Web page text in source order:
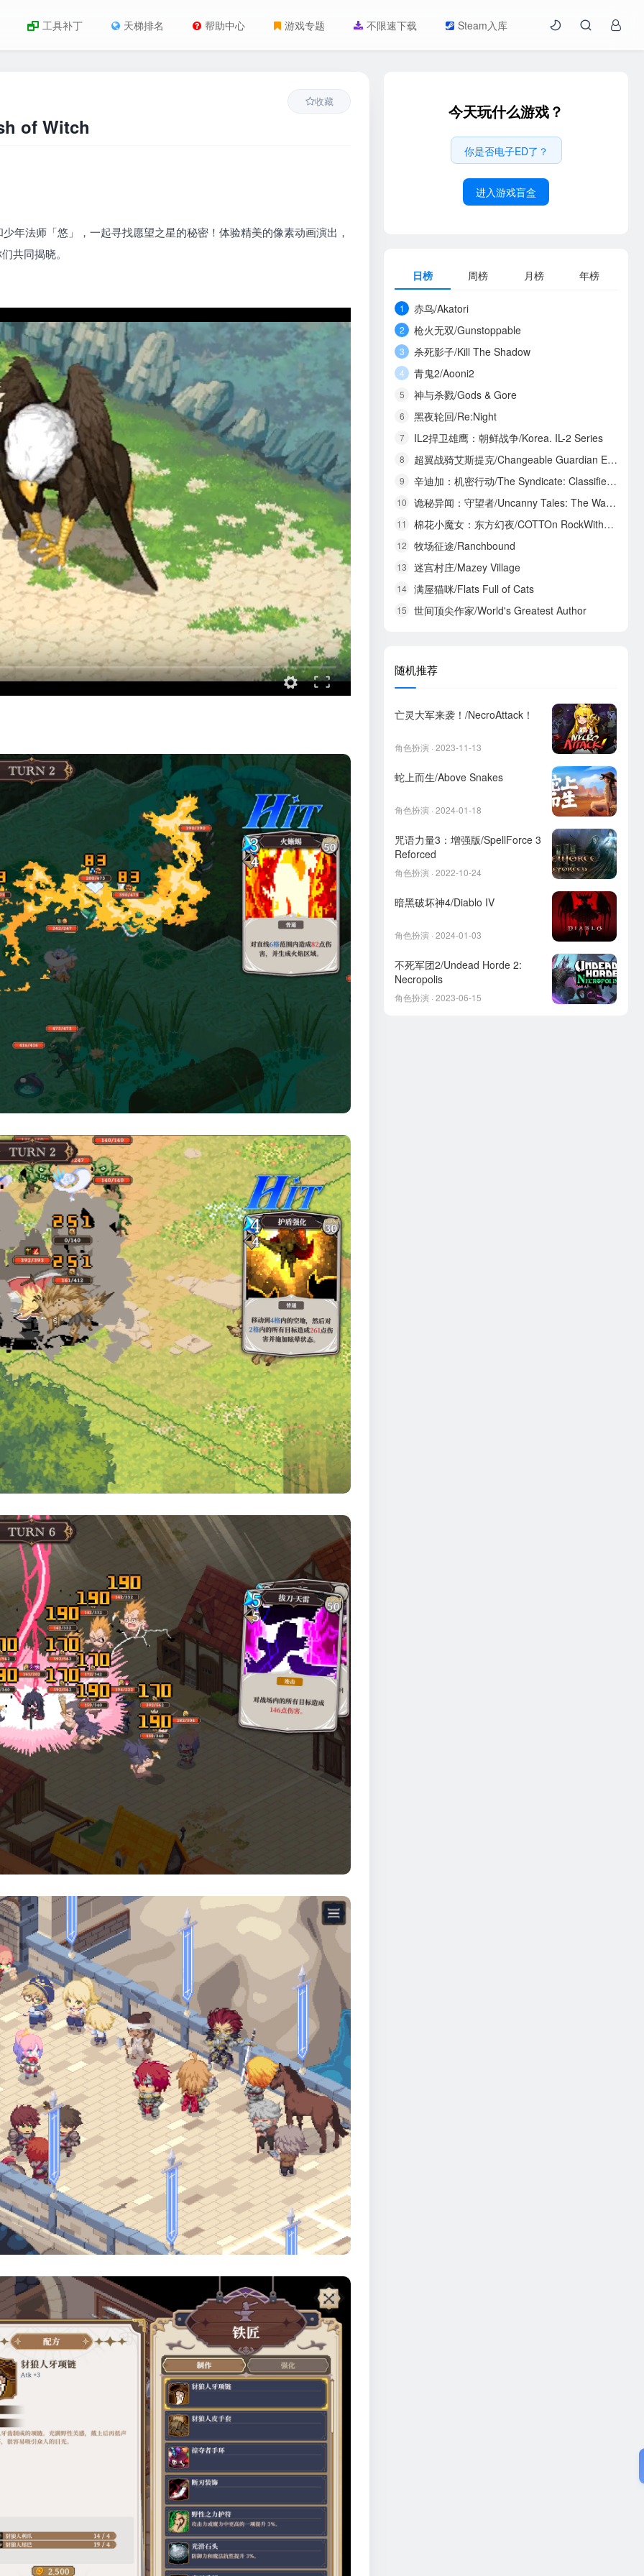
工具补丁 天梯排名 帮助中心 游戏专题 不限速下载 Steam入库
of Witch
收藏
法师「悠」，一起寻找愿望之星的秘密！体验精美的像素动画演出，
共同揭晓。
今天玩什么游戏？
你是否电子ED了？
进入游戏盲盒
日榜 周榜 月榜 年榜
1 赤鸟/Akatori
2 枪火无双/Gunstoppable
3 杀死影子/Kill The Shadow
4 青鬼2/Aooni2
5 神与杀戮/Gods & Gore
6 黑夜轮回/Re:Night
7 IL2捍卫雄鹰：朝鲜战争/Korea. IL-2 Series
8 超翼战骑艾斯提克/Changeable Guardian ESTIQUE
9 辛迪加：机密行动/The Syndicate: Classified Operations
10 诡秘异闻：守望者/Uncanny Tales: The Watcher
11 棉花小魔女：东方幻夜/COTTOn RockWithYou -ORIENTAL NIGHT DREAMS-
12 牧场征途/Ranchbound
13 迷宫村庄/Mazey Village
14 满屋猫咪/Flats Full of Cats
15 世间顶尖作家/World's Greatest Author
随机推荐
亡灵大军来袭！/NecroAttack！
角色扮演 · 2023-11-13
蛇上而生/Above Snakes
角色扮演 · 2024-01-18
咒语力量3：增强版/SpellForce 3
Reforced
角色扮演 · 2022-10-24
暗黑破坏神4/Diablo IV
角色扮演 · 2024-01-03
不死军团2/Undead Horde 2:
Necropolis
角色扮演 · 2023-06-15